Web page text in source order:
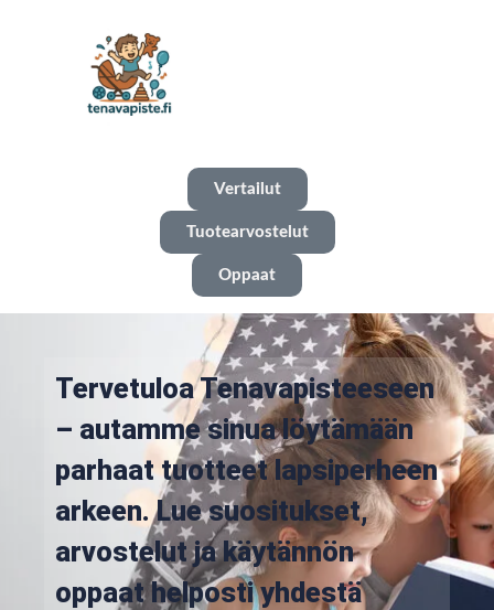
Vertailut
Tuotearvostelut
Oppaat
Tervetuloa Tenavapisteeseen
– autamme sinua löytämään
parhaat tuotteet lapsiperheen
arkeen. Lue suositukset,
arvostelut ja käytännön
oppaat helposti yhdestä